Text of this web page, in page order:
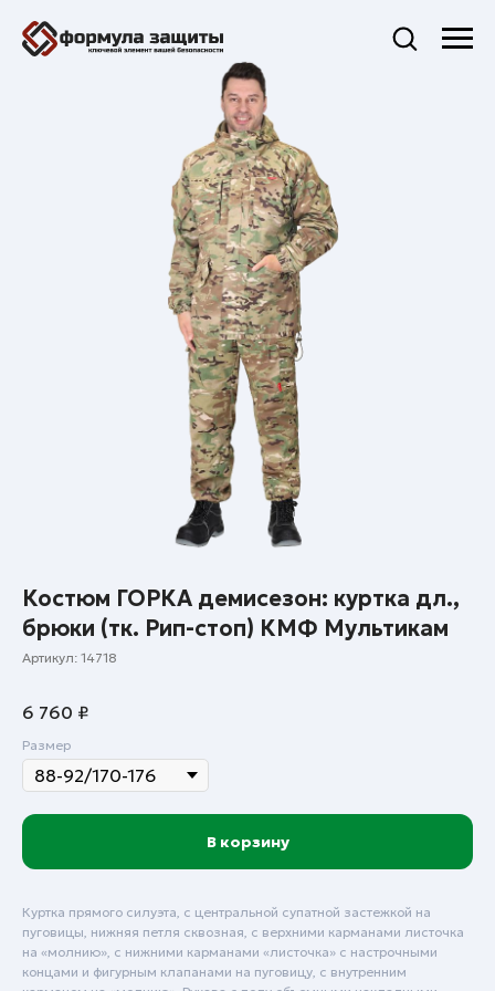
Костюм ГОРКА демисезон: куртка дл.,
брюки (тк. Рип-стоп) КМФ Мультикам
Артикул: 14718
6 760 ₽
Размер
В корзину
Куртка прямого силуэта, с центральной супатной застежкой на
пуговицы, нижняя петля сквозная, с верхними карманами листочка
на «молнию», с нижними карманами «листочка» с настрочными
концами и фигурным клапанами на пуговицу, с внутренним